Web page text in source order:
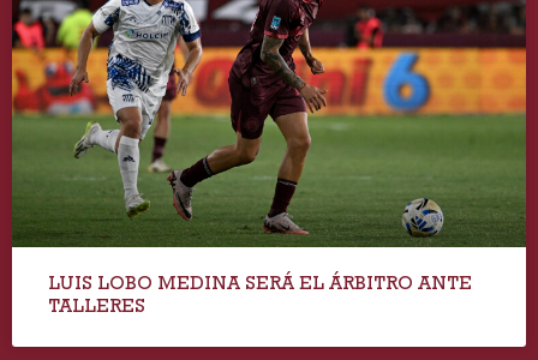
LUIS LOBO MEDINA SERÁ EL ÁRBITRO ANTE
TALLERES